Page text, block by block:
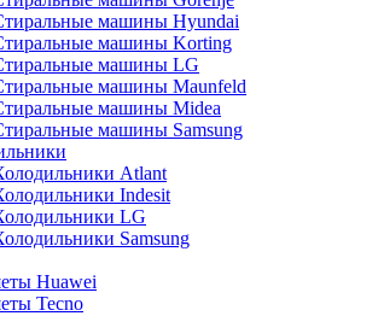
машины Hyundai
машины Korting
машины LG
машины Maunfeld
машины Midea
машины Samsung
Atlant
Indesit
LG
Samsung
Huawei
Tecno